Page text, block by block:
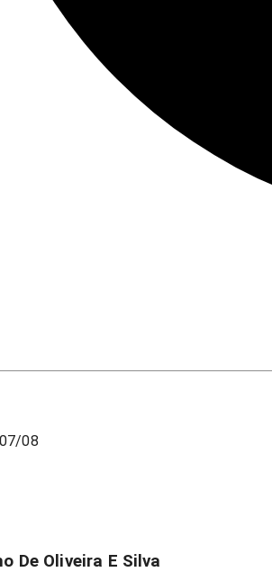
07/08
De Oliveira E Silva